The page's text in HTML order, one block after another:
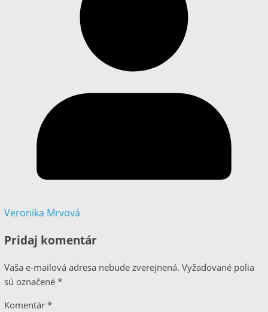
Veronika Mrvová
Pridaj komentár
Vaša e-mailová adresa nebude zverejnená. Vyžadované polia
sú označené *
Komentár *